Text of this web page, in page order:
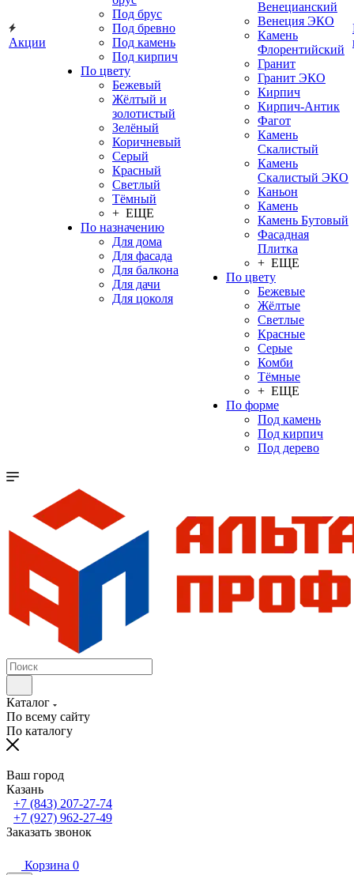
Акции
Под брус
Под бревно
Под камень
Под кирпич
По цвету
Бежевый
Жёлтый и
золотистый
Зелёный
Коричневый
Серый
Красный
Светлый
Тёмный
+ ЕЩЕ
По назначению
Для дома
Для фасада
Для балкона
Для дачи
Для цоколя
Венецианский
Венеция ЭКО
Камень
Флорентийский
Гранит
Гранит ЭКО
Кирпич
Кирпич-Антик
Фагот
Камень
Скалистый
Камень
Скалистый ЭКО
Каньон
Камень
Камень Бутовый
Фасадная
Плитка
+ ЕЩЕ
По цвету
Бежевые
Жёлтые
Светлые
Красные
Серые
Комби
Тёмные
+ ЕЩЕ
По форме
Под камень
Под кирпич
Под дерево
Каталог
По всему сайту
По каталогу
Ваш город
Казань
+7 (843) 207-27-74
+7 (927) 962-27-49
Заказать звонок
Корзина 0